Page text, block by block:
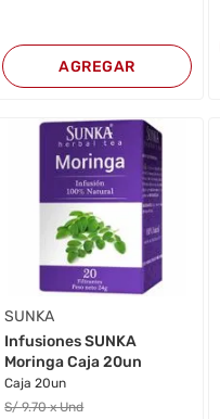
AGREGAR
SUNKA
Infusiones SUNKA
Moringa Caja 20un
Caja 20un
S/9.70 x Und